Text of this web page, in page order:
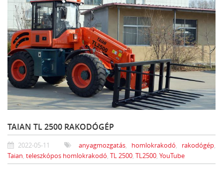
TAIAN TL 2500 RAKODÓGÉP
2022-05-11 anyagmozgatás, homlokrakodó, rakodógép,
Taian, teleszkópos homlokrakodó, TL 2500, TL2500, YouTube